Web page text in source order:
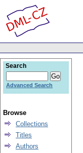
Search
Advanced Search
Browse
Collections
Titles
Authors